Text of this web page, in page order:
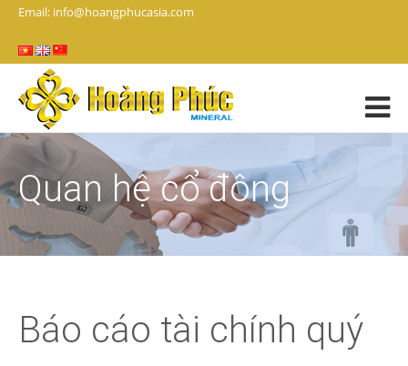
Email: info@hoangphucasia.com
Quan hệ cổ đông
Báo cáo tài chính quý